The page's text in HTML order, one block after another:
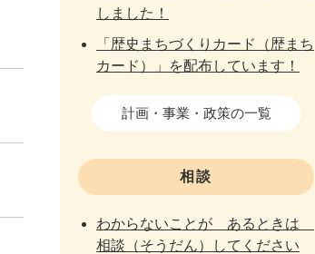
しました！
「歴史まちづくりカード（歴まち
カード）」を配布しています！
計画・事業・政策の一覧
相談
わからないことが あるときは
相談（そうだん）してください